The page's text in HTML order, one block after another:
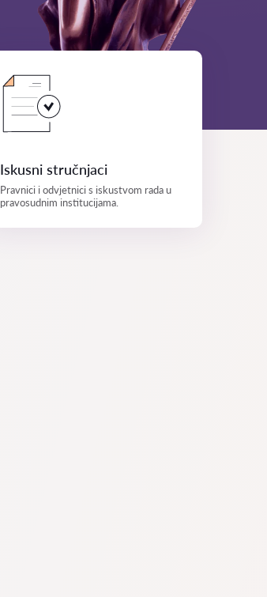
Iskusni stručnjaci
Pravnici i odvjetnici s iskustvom rada u
pravosudnim institucijama.